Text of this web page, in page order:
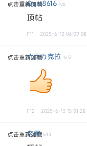
点击重新加载Qqm8616 lv6
顶帖
F11 2025-6-12 06:09:08
点击重新加载六百万克拉 lv12
F12 2025-6-13 15:31:28
点击重新加载
老冒 lv13